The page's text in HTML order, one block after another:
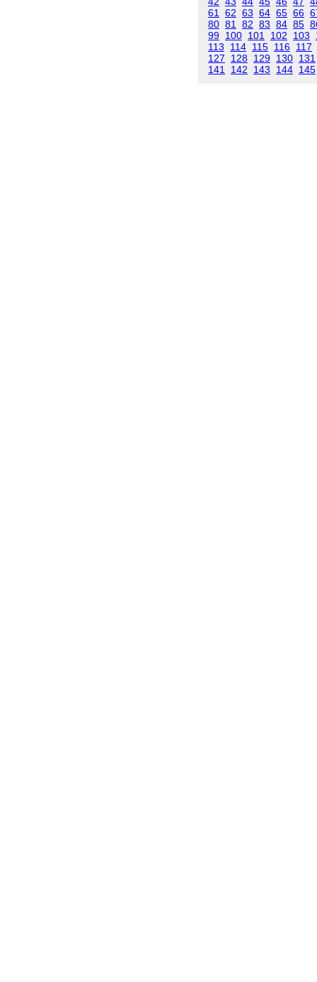
61
62 63 64 65 66
80 81 82 83 84 85
99 100 101 102 103
113
114 115 116 117
127
128 129 130 131
141
142 143 144 145